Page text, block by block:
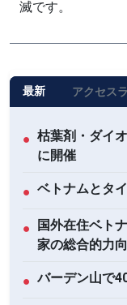
滅です。
最新 アクセス
● 枯葉剤・ダイ
に開催
● ベトナムとタ
●
国外在住ベト
家の総合的力
● バーデン山で